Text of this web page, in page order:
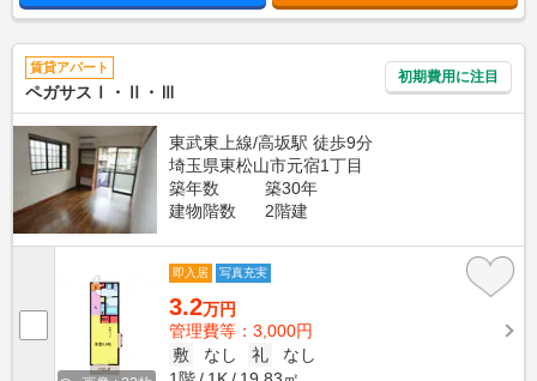
賃貸アパート
ペガサスⅠ・Ⅱ・Ⅲ
初期費用に注目
東武東上線/高坂駅 徒歩9分
埼玉県東松山市元宿1丁目
築年数
築30年
建物階数
2階建
即入居 写真充実
3.2万円
管理費等：3,000円
敷
なし 礼
なし